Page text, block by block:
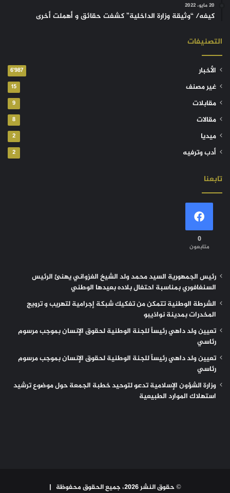
20 مايو، 2022
كيفه/ “وثيقة وزارة الداخلية” كشفت حقائق و أهملت أخرى
التصنيفات
الأخبار 6٬987
غير مصنف 15
مقابلات 9
مقالات 8
ميديا 2
أدب وترفيه 2
تابعنا
0
متابعون
رئيس الجمهورية السيد محمد ولد الشيخ الغزواني يهنئ الرئيس
السنغافوري بمناسبة احتفال بلاده بعيدها الوطني
الشرطة الوطنية تتمكن من تفكيك شبكة إجرامية لتهريب و ترويج
المخدرات بمدينة نواذيبو
تعيين ولد داهي رئيساً للجنة الوطنية لحقوق الإنسان بموجب مرسوم
رئاسي
تعيين ولد داهي رئيساً للجنة الوطنية لحقوق الإنسان بموجب مرسوم
رئاسي
وزارة الشؤون الإسلامية تدعو لتوحيد خطبة الجمعة حول موضوع ترشيد
استهلاك الموارد الطبيعية
© حقوق النشر 2026، جميع الحقوق محفوظة |